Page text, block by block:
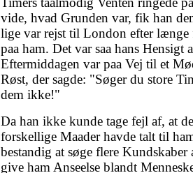
vide, hvad Grunden var, fik han
lige var rejst til London efter længe
paa ham. Det var saa hans Hensigt
Eftermiddagen var paa Vej til et
Røst, der sagde: "Søger du store
dem ikke!"
Da han ikke kunde tage fejl af, at
forskellige Maader havde talt til
bestandig at søge flere
give ham Anseelse blandt